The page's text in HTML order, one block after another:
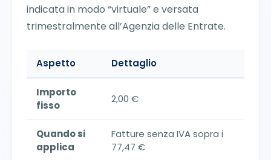
indicata in modo “virtuale” e versata
trimestralmente all’Agenzia delle Entrate.
Aspetto Dettaglio
Importo
fisso
2,00 €
Quando si
applica
Fatture senza IVA sopra i
77,47 €